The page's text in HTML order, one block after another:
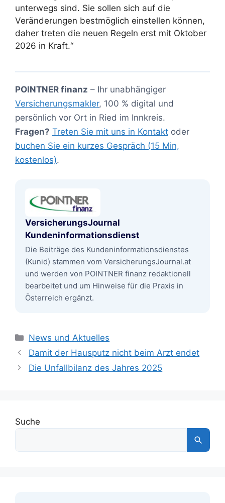
unterwegs sind. Sie sollen sich auf die
Veränderungen bestmöglich einstellen können,
daher treten die neuen Regeln erst mit Oktober
2026 in Kraft.“
POINTNER finanz – Ihr unabhängiger
Versicherungsmakler, 100 % digital und
persönlich vor Ort in Ried im Innkreis.
Fragen? Treten Sie mit uns in Kontakt oder
buchen Sie ein kurzes Gespräch (15 Min,
kostenlos).
VersicherungsJournal
Kundeninformationsdienst
Die Beiträge des Kundeninformationsdienstes
(Kunid) stammen vom VersicherungsJournal.at
und werden von POINTNER finanz redaktionell
bearbeitet und um Hinweise für die Praxis in
Österreich ergänzt.
Kategorien
News und Aktuelles
Damit der Hausputz nicht beim Arzt endet
Die Unfallbilanz des Jahres 2025
Suche